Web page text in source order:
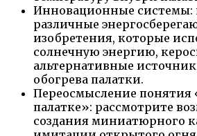
Инновационные системы:
различные
изобретения, которые
солнечную энергию,
альтернативные
обогрева палатки.
Переосмысление понятия
палатке»: рассмотрите
создания миниатюрного